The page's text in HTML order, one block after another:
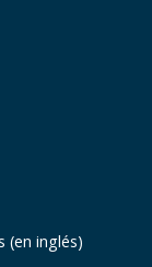
(en inglés)